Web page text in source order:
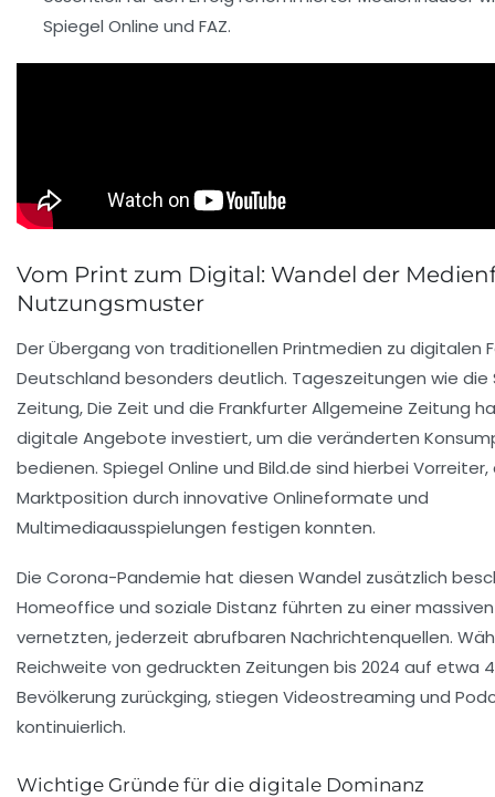
Spiegel Online und FAZ.
Vom Print zum Digital: Wandel der
Nutzungsmuster
Der Übergang von traditionellen Printmedien zu digitalen
Deutschland besonders deutlich. Tageszeitungen wie
Zeitung, Die Zeit und die Frankfurter Allgemeine Zeitung
digitale Angebote investiert, um die veränderten
bedienen. Spiegel Online und Bild.de sind hierbei Vorreiter,
Marktposition durch innovative Onlineformate und
Multimediaausspielungen festigen konnten.
Die Corona-Pandemie hat diesen Wandel zusätzlich
Homeoffice und soziale Distanz führten zu einer
vernetzten, jederzeit abrufbaren Nachrichtenquellen.
Reichweite von gedruckten Zeitungen bis 2024 auf etwa
Bevölkerung zurückging, stiegen Videostreaming und
kontinuierlich.
Wichtige Gründe für die digitale Dominanz